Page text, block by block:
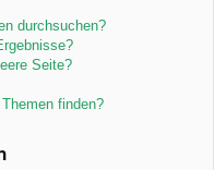
durchsuchen?
Seite?
finden?